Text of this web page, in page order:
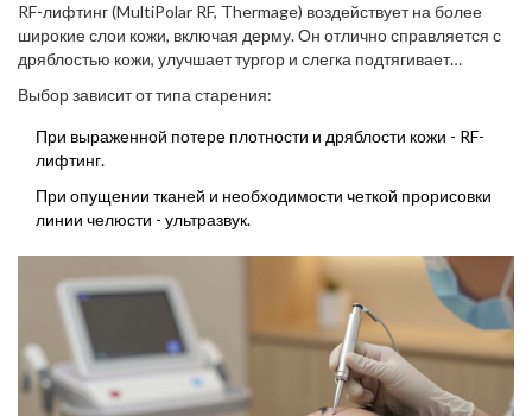
образуются плотнее. Результат накапливается постепенно, пик
приходится на 3-6 месяц после процедуры.
RF-лифтинг(MultiPolar RF, Thermage) воздействует на более
широкие слои кожи, включая дерму. Он отлично справляется с
дряблостью кожи, улучшает тургор и слегка подтягивает
геометрию лица (поднять брови или убрать брыли) ограничена
по сравнению с ультразвуком или нитями.
Выбор зависит от типа старения:
При выраженной потере плотности и дряблости кожи - RF-
лифтинг.
При опущении тканей и необходимости четкой прорисовки
линии челюсти - ультразвук.